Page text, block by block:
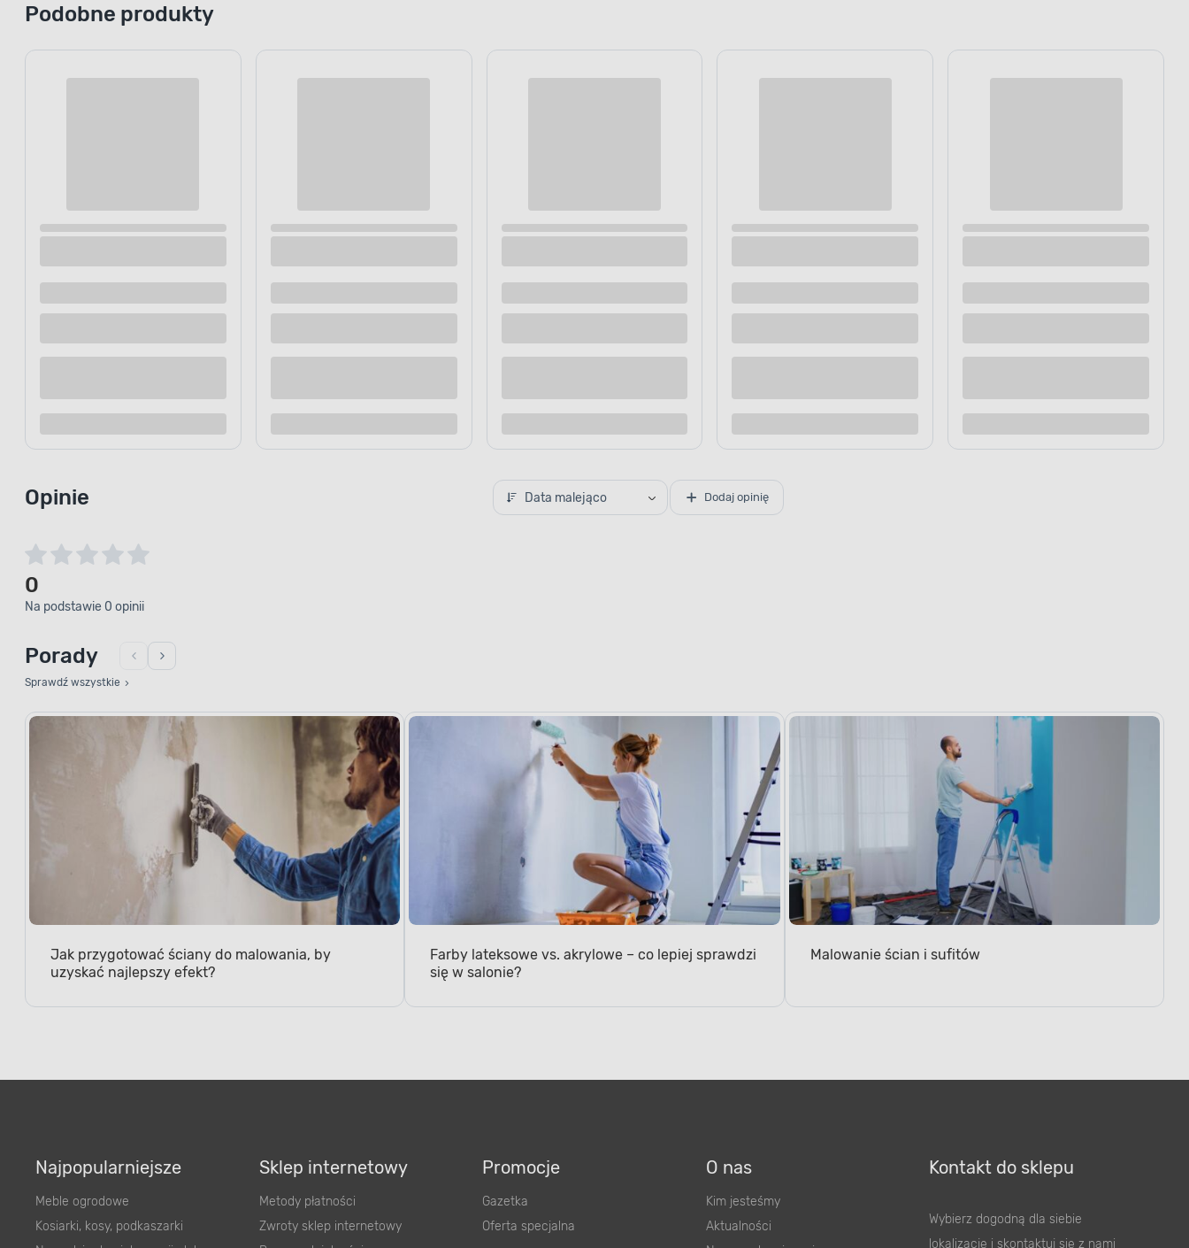
Podobne produkty
Dostępne z dostawą
Dostępne w sklepie
Kup teraz
Dostępne z dostawą
Dostępne w sklepie
Kup teraz
Dostępne z dostawą
Dostępne w sklepie
Kup teraz
Dostępne z dostawą
Dostępne w sklepie
Kup teraz
Data malejąco Dodaj opinię
0
Na podstawie 0 opinii
Sprawdź wszystkie
uzyskać najlepszy efekt?
się w salonie?
Kosiarki, kosy, podkaszarki
Narzędzia do pielęgnacji gleby
Zwroty sklep internetowy
Program lojalnościowy
Oferta specjalna
Aktualności
Nasze zobowiązania
lokalizację i skontaktuj się z nami